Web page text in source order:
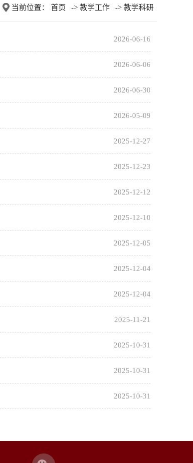
当前位置： 首页 -> 教学工作 -> 教学科研
2026-06-16
2026-06-06
2026-06-30
2026-05-09
2025-12-27
2025-12-23
2025-12-12
2025-12-10
2025-12-05
2025-12-04
2025-12-04
2025-11-21
2025-10-31
2025-10-31
2025-10-31